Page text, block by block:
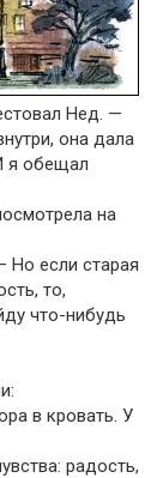
Нед. —
она дала
я обещал
на
если старая
то,
что-нибудь
в кровать. У
радость,